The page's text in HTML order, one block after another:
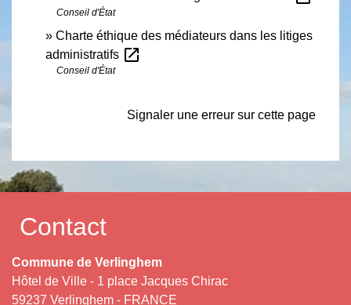
Conseil d'État
Charte éthique des médiateurs dans les litiges
administratifs open_in_new
Conseil d'État
Signaler une erreur sur cette page
Contact
Commune de Verlinghem
Hôtel de Ville - 1 place Jacques Chirac
59237 Verlinghem - FRANCE